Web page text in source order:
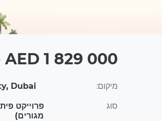
1 829 000
מיקום: Dubai
סוג
פרוייקט
מגורים)